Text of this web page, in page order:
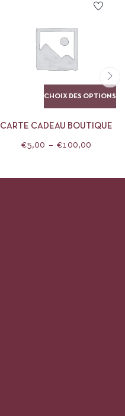
CHOIX DES OPTIONS
CARTE CADEAU BOUTIQUE
€5,00 – €100,00